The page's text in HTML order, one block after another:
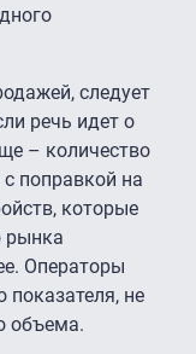
следует
речь идет о
– количество
поправкой на
которые
рынка
Операторы
показателя, не
объема.